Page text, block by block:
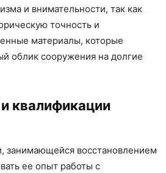
и внимательности, так как
точность и
материалы, которые
облик сооружения на долгие
квалификации
занимающейся восстановлением
ее опыт работы с